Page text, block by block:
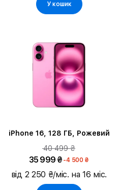
У кошик
iPhone 16, 128 ГБ, Рожевий
40 499 ₴
35 999 ₴ -4 500 ₴
від 2 250 ₴/міс. на 16 міс.